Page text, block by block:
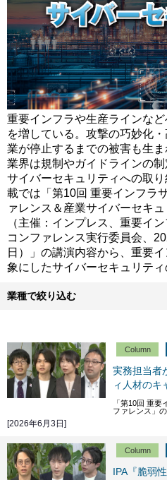
重要インフラや生産ラインな
を増している。攻撃の巧妙化
業が停止するまでの被害も生
業界は規制やガイドラインの
サイバーセキュリティへの取
載では「第10回 重要インフラ
ァレンス＆産業サイバーセキ
（主催：インプレス、重要イ
コンファレンス実行委員会、
日）」の講演内容から、重要
象にしたサイバーセキュリティ
業種で絞り込む
Column
実務担当者
ィ人材のキ
「第10回 重
ファレンス」
[2026年6月3日]
Column
IPA『脆弱